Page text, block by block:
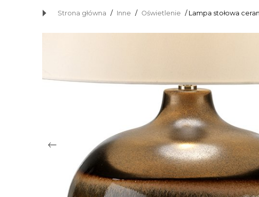
Strona główna / Inne / Oświetlenie / Lampa stołowa